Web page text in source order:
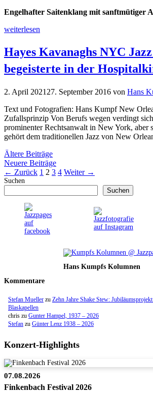
Engelhafter Saitenklang mit sanftmütiger
weiterlesen
Hayes Kavanaghs NYC
begeisterte in der
2. April 2021 27. September 2016 von Hans
Text und Fotografien: Hans Kumpf New
Zufallsprinzip Von Berufs wegen verdingt
prominenter Rechtsanwalt in New York, aber
gehört dem traditionellen Jazz von New
Ältere Beiträge
Neuere Beiträge
← Zurück Seite
1 Seite
2 Seite
3 Seite
4 Weiter →
Suchen
Suchen
Hans Kumpfs Kolumnen
Kommentare
Stefan Mueller zu Zehn Jahre Shake Stew:
Blaskapellen
chris zu Gunter Hampel, 1937 – 2026
Stefan zu Günter Lenz 1938 – 2026
Konzert-Highlights
07.08.2026
Finkenbach Festival 2026